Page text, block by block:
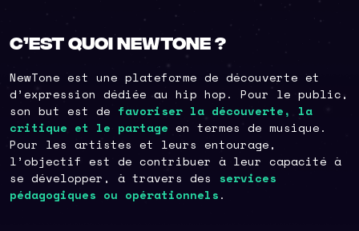
C’est quoi NewTone ?
NewTone est une plateforme de découverte et
d’expression dédiée au hip hop. Pour le public,
son but est de favoriser la découverte, la
critique et le partage en termes de musique.
Pour les artistes et leurs entourage,
l’objectif est de contribuer à leur capacité à
se développer, à travers des services
pédagogiques ou opérationnels.